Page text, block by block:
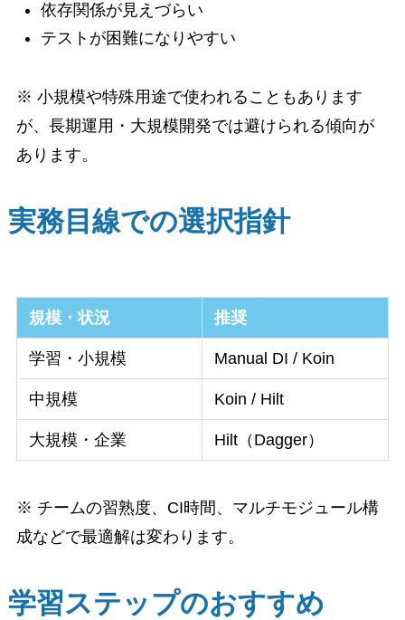
依存関係が見えづらい
テストが困難になりやすい
※ 小規模や特殊用途で使われることもあります
が、長期運用・大規模開発では避けられる傾向が
あります。
実務目線での選択指針
規模・状況 推奨
学習・小規模 Manual DI / Koin
中規模 Koin / Hilt
大規模・企業 Hilt（Dagger）
※ チームの習熟度、CI時間、マルチモジュール構
成などで最適解は変わります。
学習ステップのおすすめ